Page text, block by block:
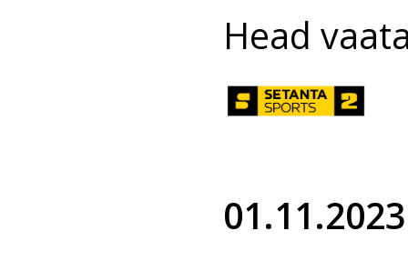
Head
01.11.2023